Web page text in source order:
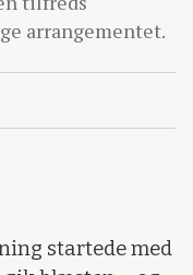
arrangementet.
startede med